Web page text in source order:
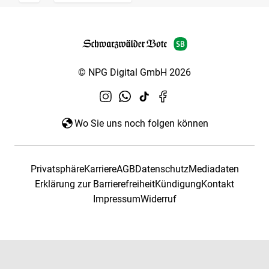
© NPG Digital GmbH 2026
Wo Sie uns noch folgen können
PrivatsphäreKarriereAGBDatenschutzMediadaten
Erklärung zur BarrierefreiheitKündigungKontakt
ImpressumWiderruf